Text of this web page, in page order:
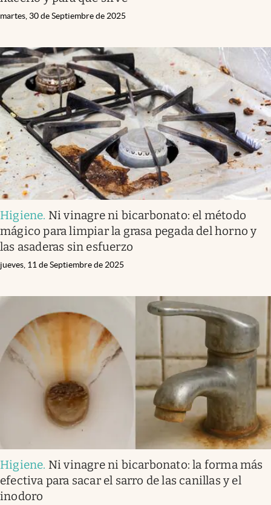
martes, 30 de Septiembre de 2025
Higiene. Ni vinagre ni bicarbonato: el método
mágico para limpiar la grasa pegada del horno y
las asaderas sin esfuerzo
jueves, 11 de Septiembre de 2025
Higiene. Ni vinagre ni bicarbonato: la forma más
efectiva para sacar el sarro de las canillas y el
inodoro